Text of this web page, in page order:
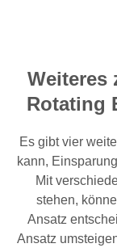
Weiteres
Rotating
Es gibt vier
kann,
Mit
stehen,
Ansatz
Ansatz